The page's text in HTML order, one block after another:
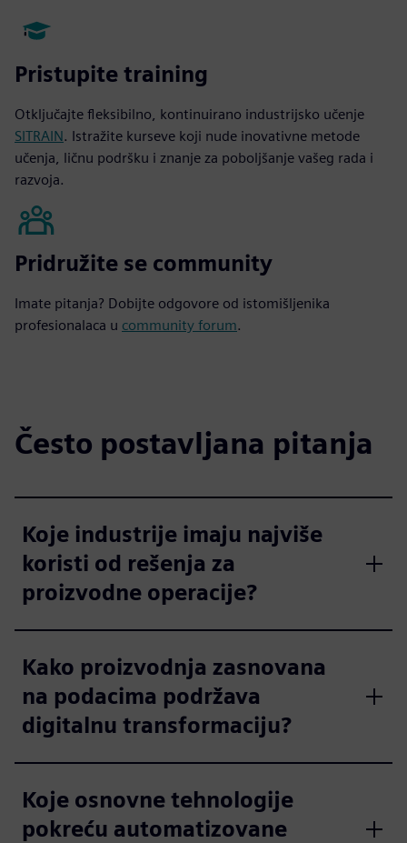
Pristupite training
Otključajte fleksibilno, kontinuirano industrijsko učenje
SITRAIN. Istražite kurseve koji nude inovativne metode
učenja, ličnu podršku i znanje za poboljšanje vašeg rada i
razvoja.
Pridružite se community
Imate pitanja? Dobijte odgovore od istomišljenika
profesionalaca u community forum.
Često postavljana pitanja
Koje industrije imaju najviše
koristi od rešenja za
proizvodne operacije?
Kako proizvodnja zasnovana
na podacima podržava
digitalnu transformaciju?
Koje osnovne tehnologije
pokreću automatizovane